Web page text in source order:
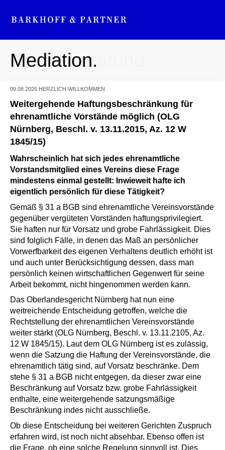
Mediation.
Rechtsberatung.
09.08.2026 HERZLICH WILLKOMMEN
Weitergehende Haftungsbeschränkung für
ehrenamtliche Vorstände möglich (OLG
Nürnberg, Beschl. v. 13.11.2015, Az. 12 W
1845/15)
Wahrscheinlich hat sich jedes ehrenamtliche
Vorstandsmitglied eines Vereins diese Frage
mindestens einmal gestellt: Inwieweit hafte ich
eigentlich persönlich für diese Tätigkeit?
Gemäß § 31 a BGB sind ehrenamtliche Vereinsvorstände
gegenüber vergüteten Vorständen haftungsprivilegiert.
Sie haften nur für Vorsatz und grobe Fahrlässigkeit. Dies
sind folglich Fälle, in denen das Maß an persönlicher
Vorwerfbarkeit des eigenen Verhaltens deutlich erhöht ist
und auch unter Berücksichtigung dessen, dass man
persönlich keinen wirtschaftlichen Gegenwert für seine
Arbeit bekommt, nicht hingenommen werden kann.
Das Oberlandesgericht Nürnberg hat nun eine
weitreichende Entscheidung getroffen, welche die
Rechtstellung der ehrenamtlichen Vereinsvorstände
weiter stärkt (OLG Nürnberg, Beschl. v. 13.11.2105, Az.
12 W 1845/15). Laut dem OLG Nürnberg ist es zulässig,
wenn die Satzung die Haftung der Vereinsvorstände, die
ehrenamtlich tätig sind, auf Vorsatz beschränke. Dem
stehe § 31 a BGB nicht entgegen, da dieser zwar eine
Beschränkung auf Vorsatz bzw. grobe Fahrlässigkeit
enthalte, eine weitergehende satzungsmäßige
Beschränkung indes nicht ausschließe.
Ob diese Entscheidung bei weiteren Gerichten Zuspruch
erfahren wird, ist noch nicht absehbar. Ebenso offen ist
die Frage, ob eine solche Regelung sinnvoll ist. Dies